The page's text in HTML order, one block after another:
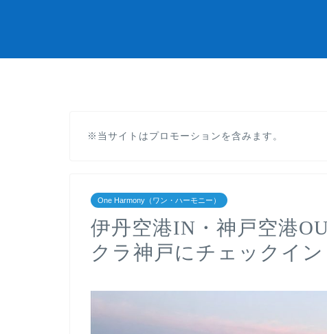
※当サイトはプロモーションを含みます。
One Harmony（ワン・ハーモニー）
伊丹空港IN・神戸空港
クラ神戸にチェックイ